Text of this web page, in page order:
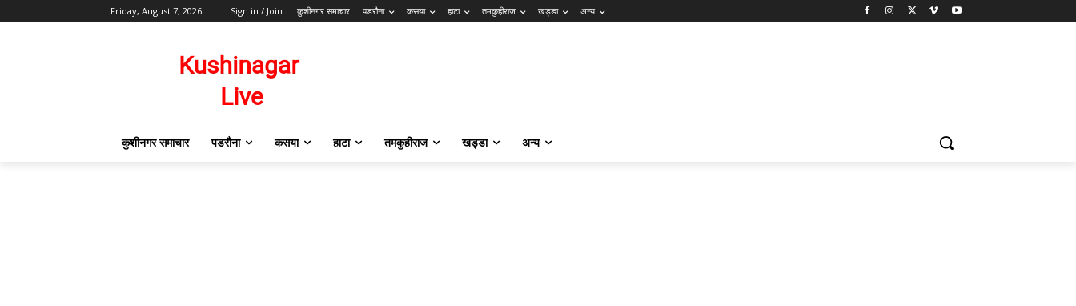
Friday, August 7, 2026 Sign in / Join कुशीनगर समाचार पडरौना कसया हाटा तमकुहीराज खड्डा अन्य
कुशीनगर समाचार पडरौना कसया हाटा तमकुहीराज खड्डा अन्य